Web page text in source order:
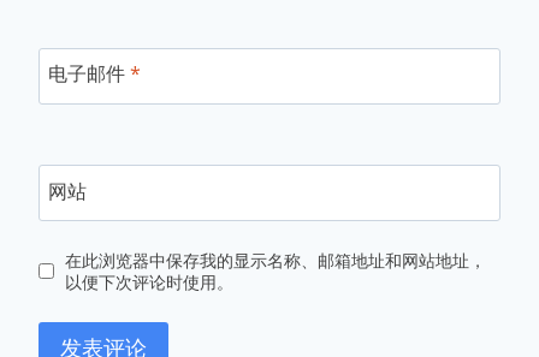
电子邮件*
网站
在此浏览器中保存我的显示名称、邮箱地址和网站地址，
以便下次评论时使用。